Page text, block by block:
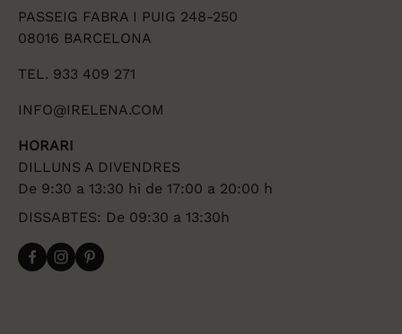
PASSEIG FABRA I PUIG 248-250
08016 BARCELONA
TEL. 933 409 271
INFO@IRELENA.COM
HORARI
DILLUNS A DIVENDRES
De 9:30 a 13:30 hi de 17:00 a 20:00 h
DISSABTES: De 09:30 a 13:30h